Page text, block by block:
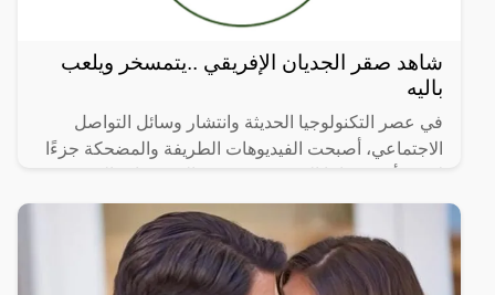
شاهد صقر الجديان الإفريقي ..يتمسخر ويلعب
باليه
في عصر التكنولوجيا الحديثة وانتشار وسائل التواصل
الاجتماعي، أصبحت الفيديوهات الطريفة والمضحكة جزءًا
انتشرت